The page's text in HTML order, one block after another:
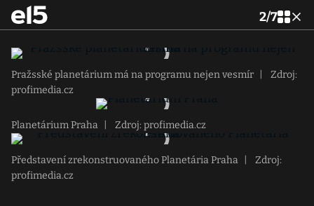
2/7
Pražsské planetárium má na programu nejen vesmír
Zdroj:
profimedia.cz
Planetárium Praha Zdroj: profimedia.cz
Představení zrekonstruovaného Planetária Praha
Zdroj:
profimedia.cz